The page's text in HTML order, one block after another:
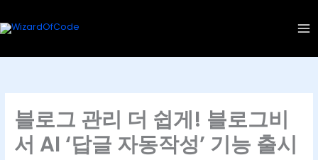
텐
츠
뛰
블로그 관리 더 쉽게! 블로그비
서 AI ‘답글 자동작성’ 기능 출시